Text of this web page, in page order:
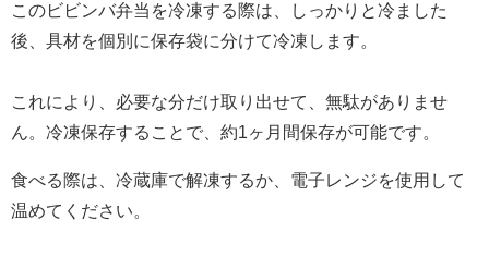
このビビンバ弁当を冷凍する際は、しっかりと冷ました
後、具材を個別に保存袋に分けて冷凍します。
これにより、必要な分だけ取り出せて、無駄がありませ
ん。冷凍保存することで、約1ヶ月間保存が可能です。
食べる際は、冷蔵庫で解凍するか、電子レンジを使用して
温めてください。